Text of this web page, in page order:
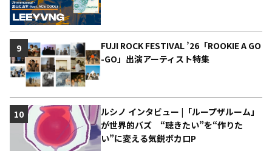
FUJI ROCK FESTIVAL ’26「ROOKIE A GO
-GO」出演アーティスト特集
9
ルシノ インタビュー |「ループザルーム」
が世界的バズ “聴きたい”を“作りた
い”に変える気鋭ボカロP
10